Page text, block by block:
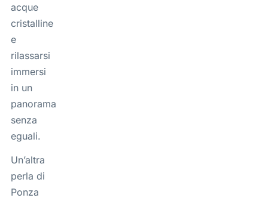
acque
cristalline
e
rilassarsi
immersi
in un
panorama
senza
eguali.
Un’altra
perla di
Ponza